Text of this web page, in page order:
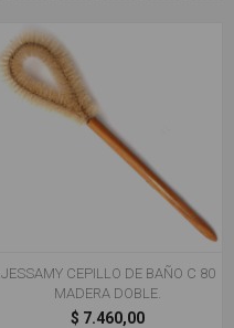
JESSAMY CEPILLO DE BAÑO C 80
MADERA DOBLE.
$ 7.460,00